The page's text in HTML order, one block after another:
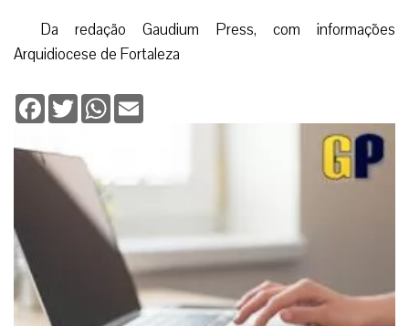
Da redação Gaudium Press, com informações
Arquidiocese de Fortaleza
Facebook
TwitterWhatsApp